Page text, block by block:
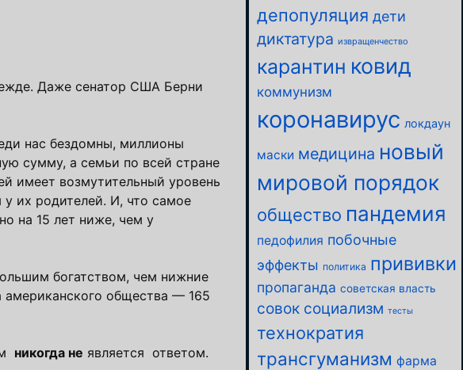
Даже сенатор США Берни
нас бездомны, миллионы
сумму, а семьи по всей стране
имеет возмутительный уровень
у их родителей. И, что самое
на 15 лет ниже, чем у
богатством, чем нижние
общества — 165
никогда не является ответом.
депопуляция дети
диктатура извращенчество
карантин ковид
коммунизм
коронавирус локдаун
маски медицина новый
мировой порядок
общество пандемия
педофилия побочные
эффекты политика прививки
пропаганда советская власть
совок социализм тесты
технократия
трансгуманизм фарма